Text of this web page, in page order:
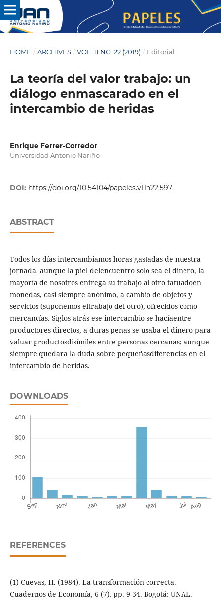
HOME / ARCHIVES / VOL. 11 NO. 22 (2019) / Editorial
La teoría del valor trabajo: un
diálogo enmascarado en el
intercambio de heridas
Enrique Ferrer-Corredor
Universidad Antonio Nariño
DOI: https://doi.org/10.54104/papeles.v11n22.597
ABSTRACT
Todos los días intercambiamos horas gastadas de nuestra
jornada, aunque la piel delencuentro solo sea el dinero, la
mayoría de nosotros entrega su trabajo al otro tatuadoen
monedas, casi siempre anónimo, a cambio de objetos y
servicios (suponemos eltrabajo del otro), ofrecidos como
mercancías. Siglos atrás ese intercambio se hacíaentre
productores directos, a duras penas se usaba el dinero para
valuar productosdisímiles entre personas cercanas; aunque
siempre quedara la duda sobre pequeñasdiferencias en el
intercambio de heridas.
DOWNLOADS
REFERENCES
(1) Cuevas, H. (1984). La transformación correcta.
Cuadernos de Economía, 6 (7), pp. 9-34. Bogotá: UNAL.